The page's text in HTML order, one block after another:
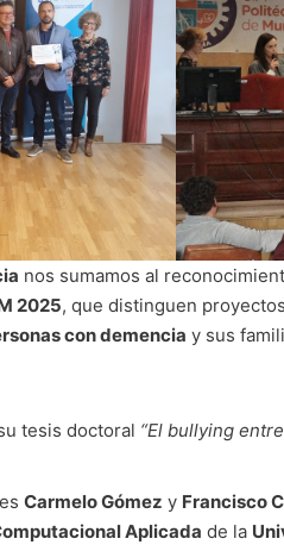
nos sumamos al
2025, que distinguen
con demencia y sus
tesis doctoral “El bullying
Carmelo Gómez y Francisco
Aplicada de la